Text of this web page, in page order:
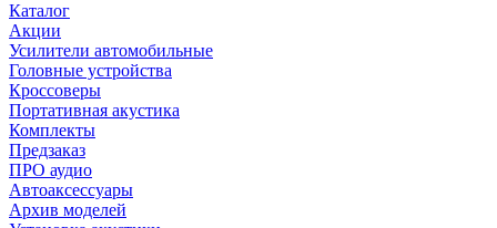
Каталог
Акции
Усилители автомобильные
Головные устройства
Кроссоверы
Портативная акустика
Комплекты
Предзаказ
ПРО аудио
Автоаксессуары
Архив моделей